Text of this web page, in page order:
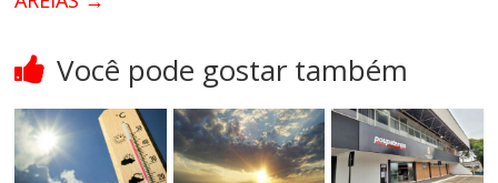
Você pode gostar também